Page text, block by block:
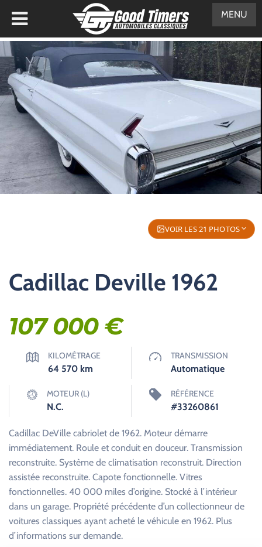
VOIR LES 21 PHOTOS
Cadillac Deville 1962
107 000€
KILOMÉTRAGE
64 570 km
TRANSMISSION
Automatique
MOTEUR (L)
N.C.
RÉFÉRENCE
#33260861
Cadillac DeVille cabriolet de 1962. Moteur démarre
immédiatement. Roule et conduit en douceur. Transmission
reconstruite. Système de climatisation reconstruit. Direction
assistée reconstruite. Capote fonctionnelle. Vitres
fonctionnelles. 40 000 miles d’origine. Stocké à l’intérieur
dans un garage. Propriété précédente d’un collectionneur de
voitures classiques ayant acheté le véhicule en 1962. Plus
d’informations sur demande.
MENU